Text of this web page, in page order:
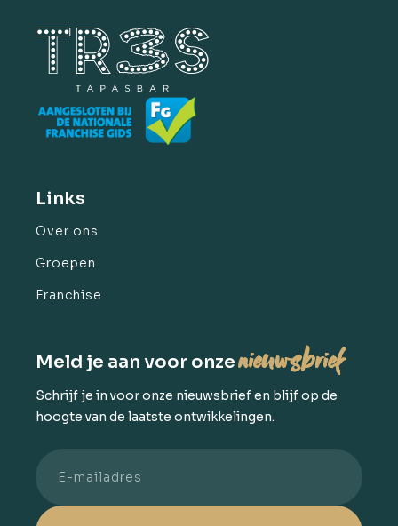
Links
Over ons
Groepen
Franchise
Meld je aan voor onzenieuwsbrief
Schrijf je in voor onze nieuwsbrief en blijf op de
hoogte van de laatste ontwikkelingen.